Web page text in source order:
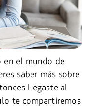
en el mundo de
saber más sobre
llegaste al
te compartiremos